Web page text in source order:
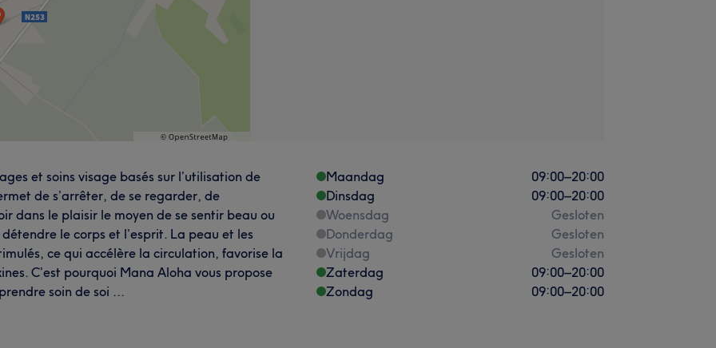
et soins visage basés sur l’utilisation de
de s’arrêter, de se regarder, de
dans le plaisir le moyen de se sentir beau ou
le corps et l’esprit. La peau et les
ce qui accélère la circulation, favorise la
C’est pourquoi Mana Aloha vous propose
soin de soi ...
Maandag 09:00–20:00
Dinsdag
09:00–20:00
Woensdag
Gesloten
Donderdag
Gesloten
Vrijdag
Gesloten
Zaterdag
09:00–20:00
Zondag
09:00–20:00